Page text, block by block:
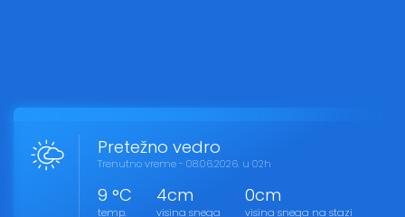
Pretežno vedro
Trenutno vreme - 08.06.2026. u 02h
9 °C
temp.
4cm
visina snega
0cm
visina snega na stazi